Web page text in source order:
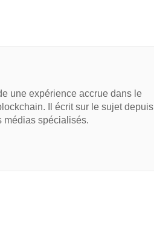
une expérience accrue dans le
Il écrit sur le sujet depuis
médias spécialisés.